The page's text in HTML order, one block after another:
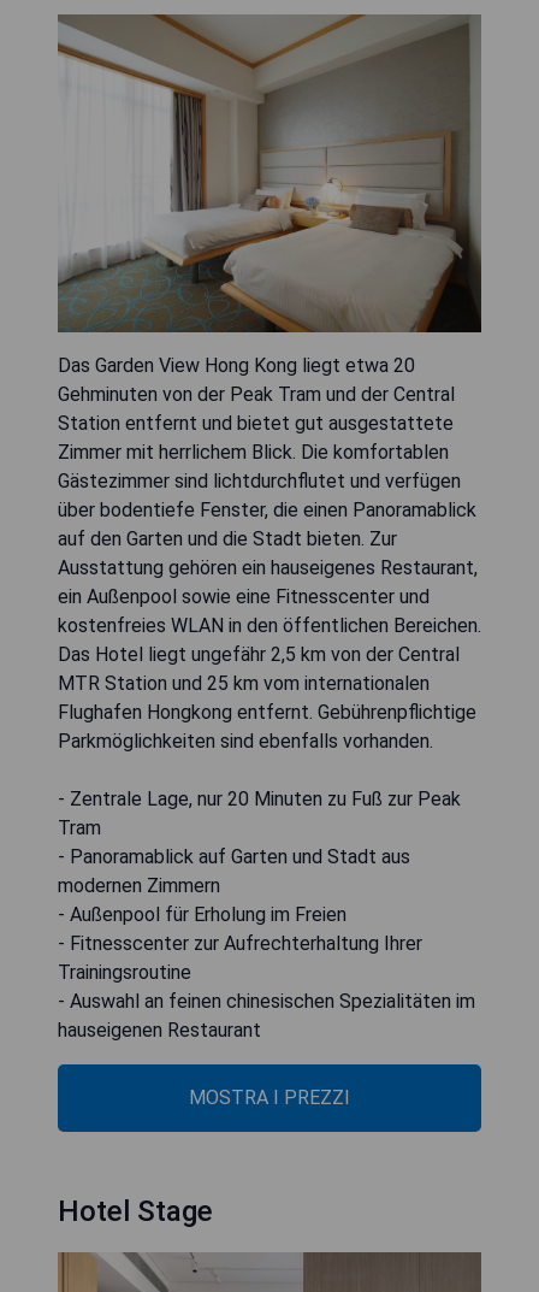
Das Garden View Hong Kong liegt etwa 20
Gehminuten von der Peak Tram und der Central
Station entfernt und bietet gut ausgestattete
Zimmer mit herrlichem Blick. Die komfortablen
Gästezimmer sind lichtdurchflutet und verfügen
über bodentiefe Fenster, die einen Panoramablick
auf den Garten und die Stadt bieten. Zur
Ausstattung gehören ein hauseigenes Restaurant,
ein Außenpool sowie eine Fitnesscenter und
kostenfreies WLAN in den öffentlichen Bereichen.
Das Hotel liegt ungefähr 2,5 km von der Central
MTR Station und 25 km vom internationalen
Flughafen Hongkong entfernt. Gebührenpflichtige
Parkmöglichkeiten sind ebenfalls vorhanden.
- Zentrale Lage, nur 20 Minuten zu Fuß zur Peak
Tram
- Panoramablick auf Garten und Stadt aus
modernen Zimmern
- Außenpool für Erholung im Freien
- Fitnesscenter zur Aufrechterhaltung Ihrer
Trainingsroutine
- Auswahl an feinen chinesischen Spezialitäten im
hauseigenen Restaurant
MOSTRA I PREZZI
Hotel Stage